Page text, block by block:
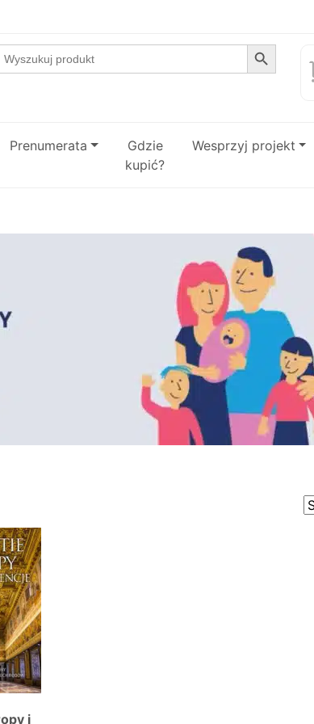
for:
Search Button
Prenumerata
Gdzie
kupić?
Wesprzyj projekt
i